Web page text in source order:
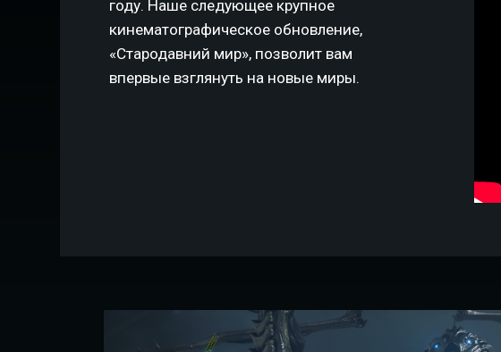
году. Наше следующее крупное
кинематографическое обновление,
«Стародавний мир», позволит вам
впервые взглянуть на новые миры.